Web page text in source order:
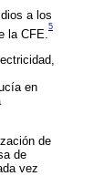
a los
la CFE.
5
en
de
de
vez